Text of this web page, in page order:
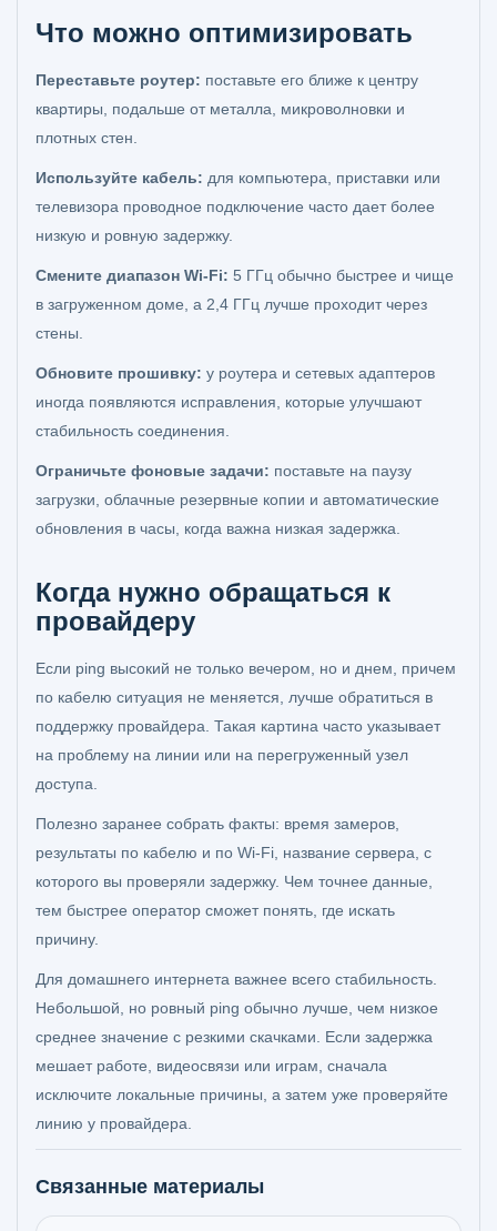
Что можно оптимизировать
Переставьте роутер: поставьте его ближе к центру
квартиры, подальше от металла, микроволновки и
плотных стен.
Используйте кабель: для компьютера, приставки или
телевизора проводное подключение часто дает более
низкую и ровную задержку.
Смените диапазон Wi‑Fi: 5 ГГц обычно быстрее и чище
в загруженном доме, а 2,4 ГГц лучше проходит через
стены.
Обновите прошивку: у роутера и сетевых адаптеров
иногда появляются исправления, которые улучшают
стабильность соединения.
Ограничьте фоновые задачи: поставьте на паузу
загрузки, облачные резервные копии и автоматические
обновления в часы, когда важна низкая задержка.
Когда нужно обращаться к
провайдеру
Если ping высокий не только вечером, но и днем, причем
по кабелю ситуация не меняется, лучше обратиться в
поддержку провайдера. Такая картина часто указывает
на проблему на линии или на перегруженный узел
доступа.
Полезно заранее собрать факты: время замеров,
результаты по кабелю и по Wi‑Fi, название сервера, с
которого вы проверяли задержку. Чем точнее данные,
тем быстрее оператор сможет понять, где искать
причину.
Для домашнего интернета важнее всего стабильность.
Небольшой, но ровный ping обычно лучше, чем низкое
среднее значение с резкими скачками. Если задержка
мешает работе, видеосвязи или играм, сначала
исключите локальные причины, а затем уже проверяйте
линию у провайдера.
Связанные материалы